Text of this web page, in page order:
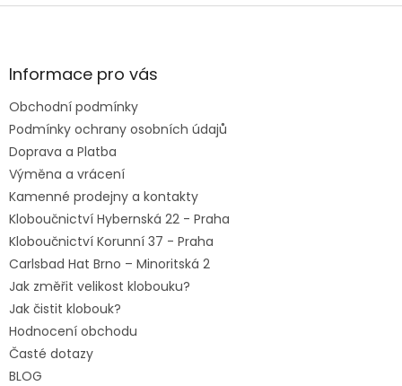
Z
aInformace pro vás
Obchodní podmínky
Podmínky ochrany osobních údajů
Doprava a Platba
Výměna a vrácení
Kamenné prodejny a kontakty
Kloboučnictví Hybernská 22 - Praha
Kloboučnictví Korunní 37 - Praha
Carlsbad Hat Brno – Minoritská 2
Jak změřit velikost klobouku?
Jak čistit klobouk?
Hodnocení obchodu
Časté dotazy
BLOG